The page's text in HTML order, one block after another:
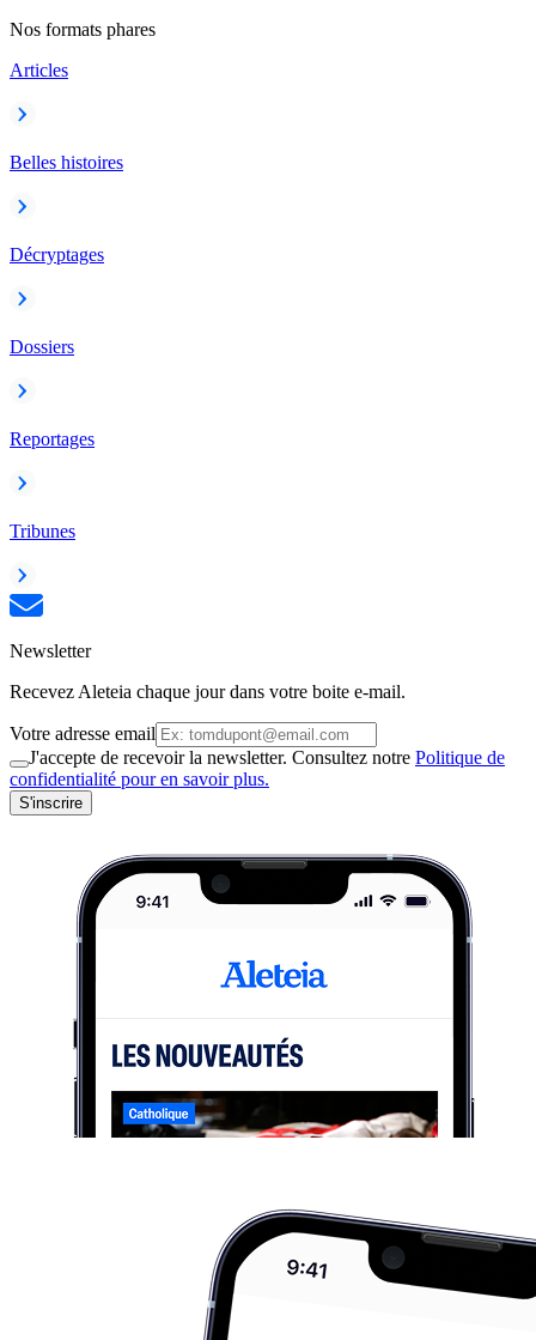
Nos formats phares
Articles
Belles histoires
Décryptages
Dossiers
Reportages
Tribunes
Newsletter
Recevez Aleteia chaque jour dans votre boite e-mail.
Votre adresse email
J'accepte de recevoir la newsletter. Consultez notre Politique de
confidentialité pour en savoir plus.
S'inscrire